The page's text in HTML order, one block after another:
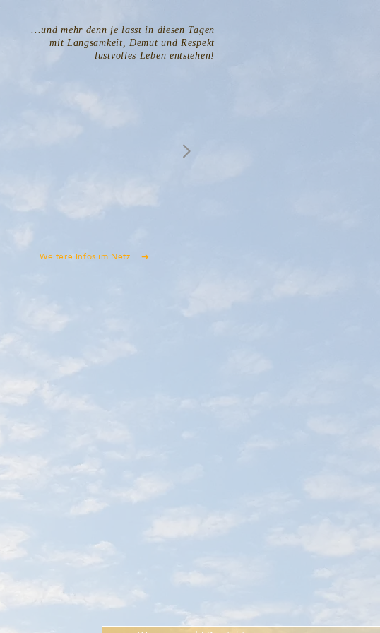
...und mehr denn je lasst in diesen Tagen
mit Langsamkeit, Demut und Respekt
lustvolles Leben entstehen!
Weitere Infos im Netz...